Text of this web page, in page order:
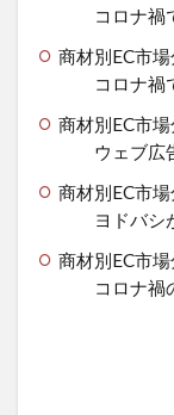
コロナ禍で
商材別EC市
コロナ禍で
商材別EC市
ウェブ広告
商材別EC市
ヨドバシが
商材別EC市
コロナ禍の